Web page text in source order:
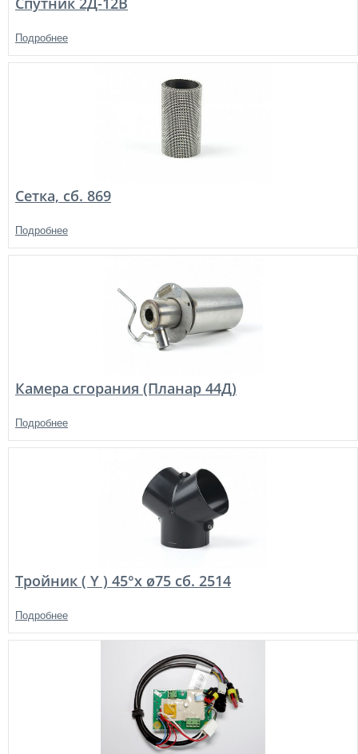
Подробнее
Сетка, сб. 869
Подробнее
Камера сгорания (Планар 44Д)
Подробнее
Тройник ( Y ) 45°х ø75 сб. 2514
Подробнее